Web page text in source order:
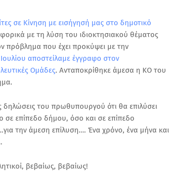
σε Κίνηση με εισήγησή μας στο δημοτικό
με τη λύση του ιδιοκτησιακού θέματος
πρόβλημα που έχει προκύψει με την
Ιουλίου αποστείλαμε έγγραφο στον
Ομάδες. Ανταποκρίθηκε άμεσα η ΚΟ του
του πρωθυπουργού ότι θα επιλύσει
επίπεδο δήμου, όσο και σε επίπεδο
την άμεση επίλυση…. Ένα χρόνο, ένα μήνα και
βεβαίως, βεβαίως!